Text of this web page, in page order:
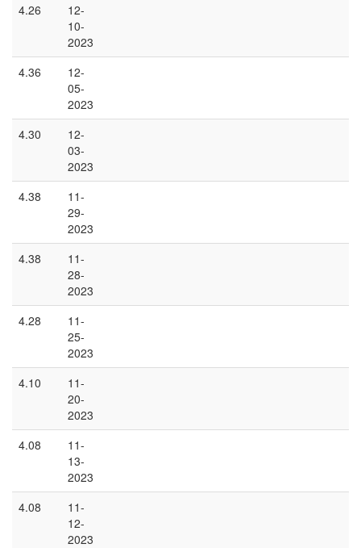
4.26
12-
10-
2023
4.36
12-
05-
2023
4.30
12-
03-
2023
4.38
11-
29-
2023
4.38
11-
28-
2023
4.28
11-
25-
2023
4.10
11-
20-
2023
4.08
11-
13-
2023
4.08
11-
12-
2023